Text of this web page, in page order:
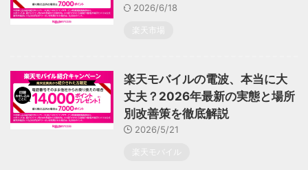
2026/6/18
楽天市場
楽天モバイルの電波、本当に大
丈夫？2026年最新の実態と場所
別改善策を徹底解説
2026/5/21
楽天モバイル